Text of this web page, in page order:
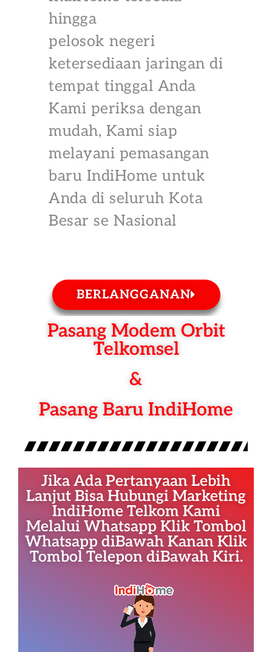
hingga
pelosok negeri
ketersediaan jaringan di
tempat tinggal Anda
Kami periksa dengan
mudah, Kami siap
melayani pemasangan
baru IndiHome untuk
Anda di seluruh Kota
Besar se Nasional
BERLANGGANAN
Pasang Modem Orbit
Telkomsel
&
Pasang Baru IndiHome
Jika Ada Pertanyaan Lebih
Lanjut Bisa Hubungi Marketing
IndiHome Telkom Kami
Melalui Whatsapp Klik Tombol
Whatsapp diBawah Kanan Klik
Tombol Telepon diBawah Kiri.